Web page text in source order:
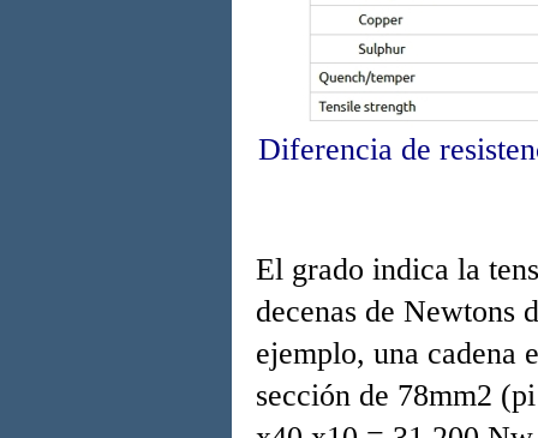
Diferencia de
El grado indica la
decenas de Newtons
ejemplo, una cadena
sección de 78mm2